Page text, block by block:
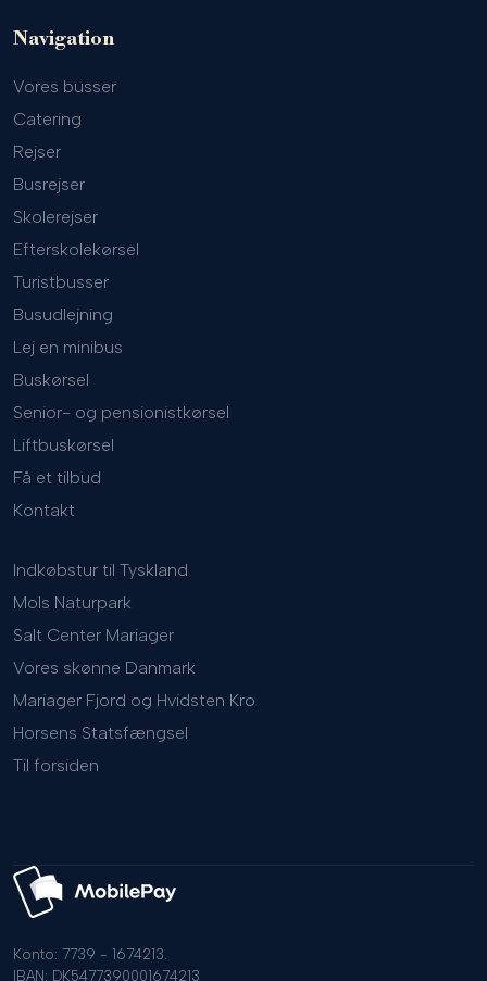
Navigation
Vores busser
Catering
Rejser
Busrejser
Skolerejser
Efterskolekørsel
Turistbusser
Busudlejning
Lej en minibus
Buskørsel
Senior- og pensionistkørsel
Liftbuskørsel
Få et tilbud
Kontakt
Indkøbstur til Tyskland
Mols Naturpark
Salt Center Mariager
Vores skønne Danmark
Mariager Fjord og Hvidsten Kro
Horsens Statsfængsel
Til forsiden
Konto: 7739 - 1674213.
​IBAN: DK5477390001674213